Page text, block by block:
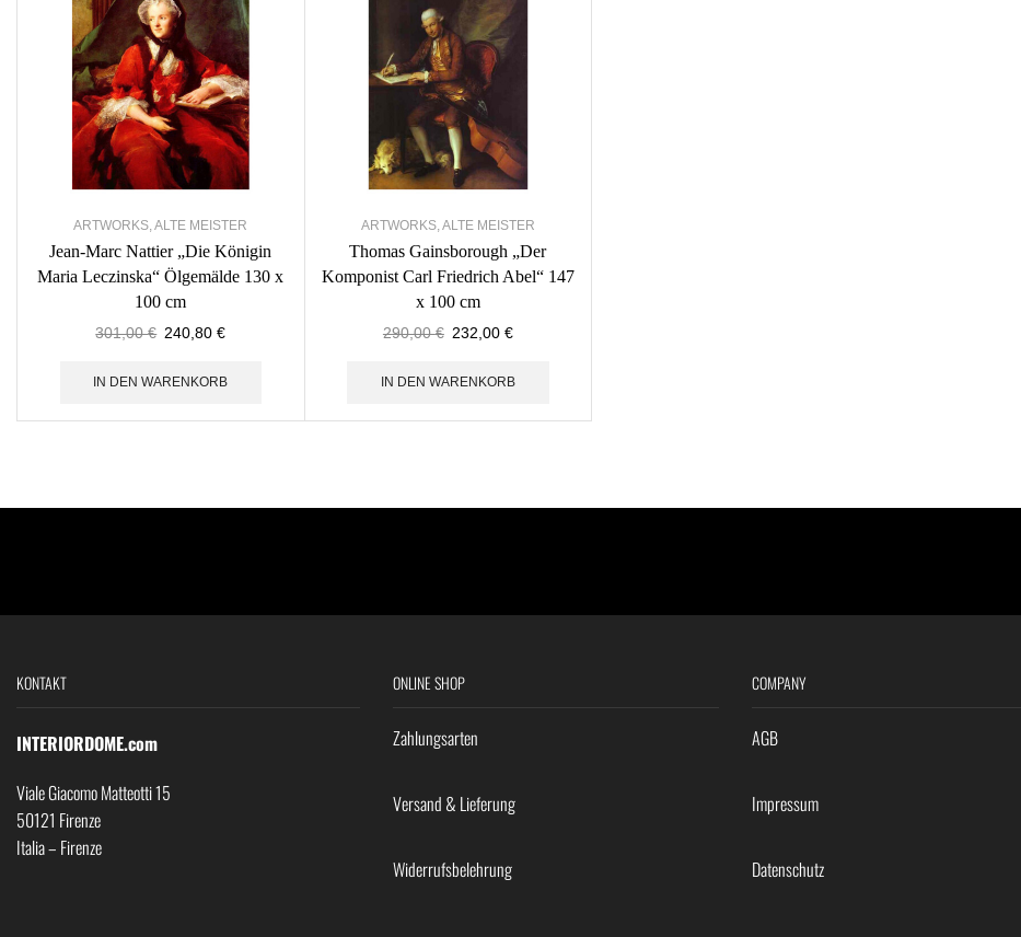
ARTWORKS ,ALTE MEISTER
Jean-Marc Nattier „Die Königin
Maria Leczinska“ Ölgemälde 130 x
100 cm
301,00€ 240,80€
IN DEN WARENKORB
ARTWORKS, ALTE MEISTER
Thomas Gainsborough „Der
Komponist Carl Friedrich Abel“ 147
x 100 cm
290,00€ 232,00 €
IN DEN WARENKORB
KONTAKT
INTERIORDOME.com
Viale Giacomo Matteotti 15
50121 Firenze
Italia – Firenze
ONLINE SHOP
Zahlungsarten
Versand & Lieferung
Widerrufsbelehrung
COMPANY
AGB
Impressum
Datenschutz